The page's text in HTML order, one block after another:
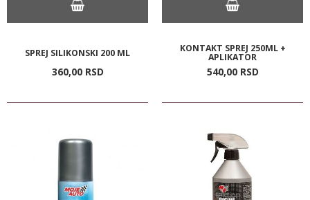
SPREJ SILIKONSKI 200 ML
360,00 RSD
KONTAKT SPREJ 250ML +
APLIKATOR
540,00 RSD